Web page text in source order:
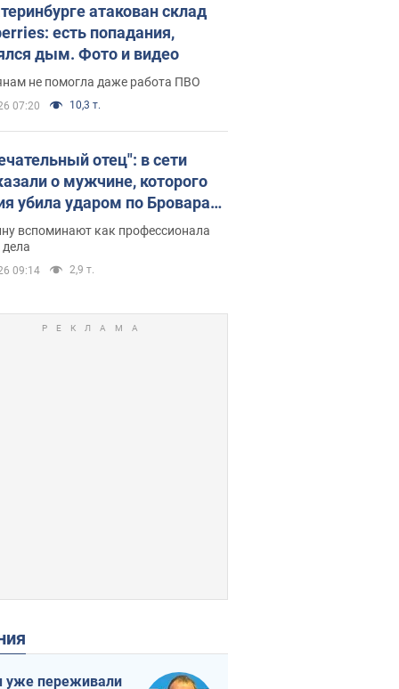
атакован склад
есть попадания,
дым. Фото и видео
не помогла даже работа ПВО
07:20 10,3 т.
отец": в сети
о мужчине, которого
убила ударом по Броварам.
вспоминают как профессионала
дела
09:14 2,9 т.
переживали